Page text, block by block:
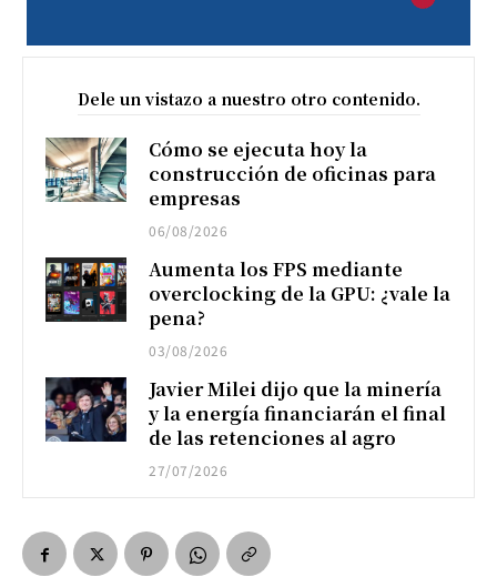
Dele un vistazo a nuestro otro contenido.
Cómo se ejecuta hoy la
construcción de oficinas para
empresas
06/08/2026
Aumenta los FPS mediante
overclocking de la GPU: ¿vale la
pena?
03/08/2026
Javier Milei dijo que la minería
y la energía financiarán el final
de las retenciones al agro
27/07/2026